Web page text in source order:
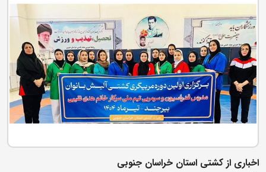
اخباری از کشتی استان خراسان جنوبی